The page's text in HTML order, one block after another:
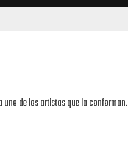
de los artistas que la conforman.